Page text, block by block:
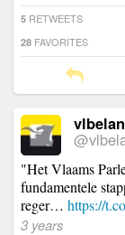
5 RETWEETS
28 FAVORITES
"Het Vlaams
fundamentele
reger… https://
3 years